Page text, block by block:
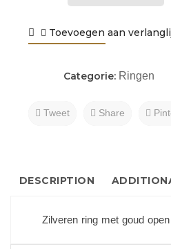
Toevoegen aan
Categorie: Ringen
Tweet Share
DESCRIPTION
Zilveren ring met goud